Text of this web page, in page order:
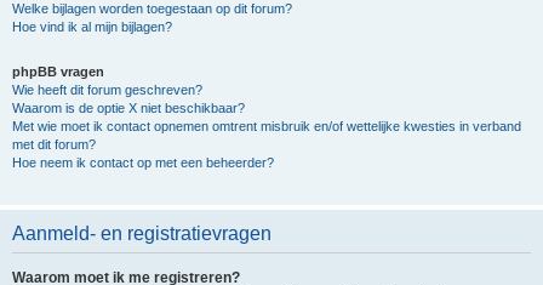
Welke bijlagen worden toegestaan op dit forum?
Hoe vind ik al mijn bijlagen?
phpBB vragen
Wie heeft dit forum geschreven?
Waarom is de optie X niet beschikbaar?
Met wie moet ik contact opnemen omtrent misbruik en/of wettelijke kwesties in verband
met dit forum?
Hoe neem ik contact op met een beheerder?
Aanmeld- en registratievragen
Waarom moet ik me registreren?